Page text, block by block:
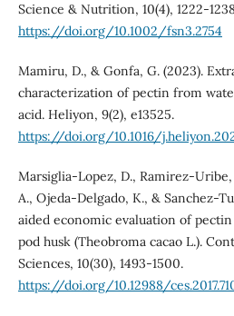
Science & Nutrition, 10(4), 1222-
https://doi.org/10.1002/fsn3.2754
Mamiru, D., & Gonfa, G. (2023).
characterization of pectin from
acid. Heliyon, 9(2), e13525.
https://doi.org/10.1016/
Marsiglia-Lopez, D., Ramirez-
A., Ojeda-Delgado, K., & Sanchez-
aided economic evaluation of
pod husk (Theobroma cacao L.).
Sciences, 10(30), 1493-1500.
https://doi.org/10.12988/